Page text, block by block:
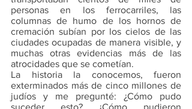
personas en los ferrocarriles, las
columnas de humo de los hornos de
cremación subían por los cielos de las
ciudades ocupadas de manera visible, y
muchas otras evidencias más de las
atrocidades que se cometían.
La historia la conocemos, fueron
exterminados más de cinco millones de
judíos y me pregunté: ¿Cómo pudo
suceder esto? ¿Cómo pudieron